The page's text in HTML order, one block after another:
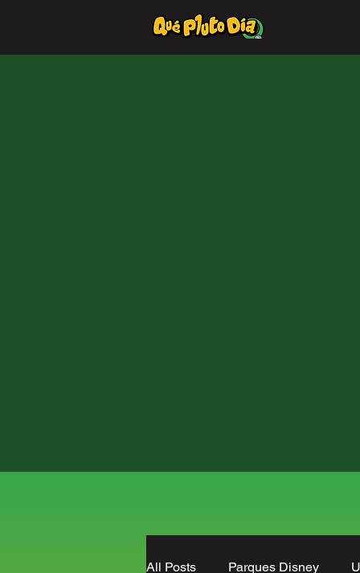
All Posts Parques Disney